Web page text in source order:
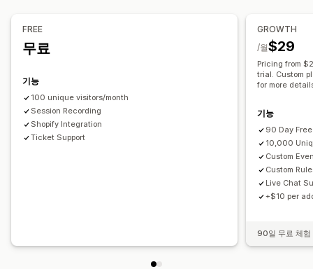
퍼널 분석
분석 대시보드
FREE
무료
기능
100 unique visitors/month
Session Recording
Shopify Integration
Ticket Support
GROWTH
$29
/월
Pricing from
trial. Custom
for more
기능
90 Day
10,000
Custom
Custom
Live Chat
+$10 per
90일 무료 체험